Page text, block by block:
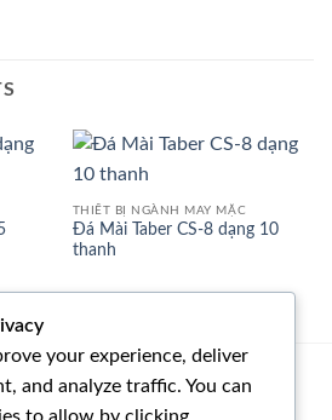
THIẾT BỊ NGÀNH MAY MẶC
Đá Mài Taber CS-8 dạng 10
thanh
your experience, deliver
and analyze traffic. You can